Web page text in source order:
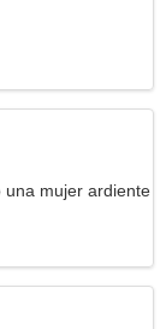
una mujer ardiente